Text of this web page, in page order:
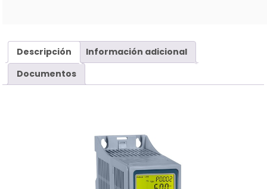
Descripción
Información adicional
Documentos